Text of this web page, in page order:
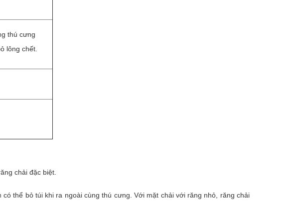
thú cưng
lông chết.
chải đặc biệt.
thể bỏ túi khi ra ngoài cùng thú cưng. Với mặt chải với răng nhỏ, răng chải